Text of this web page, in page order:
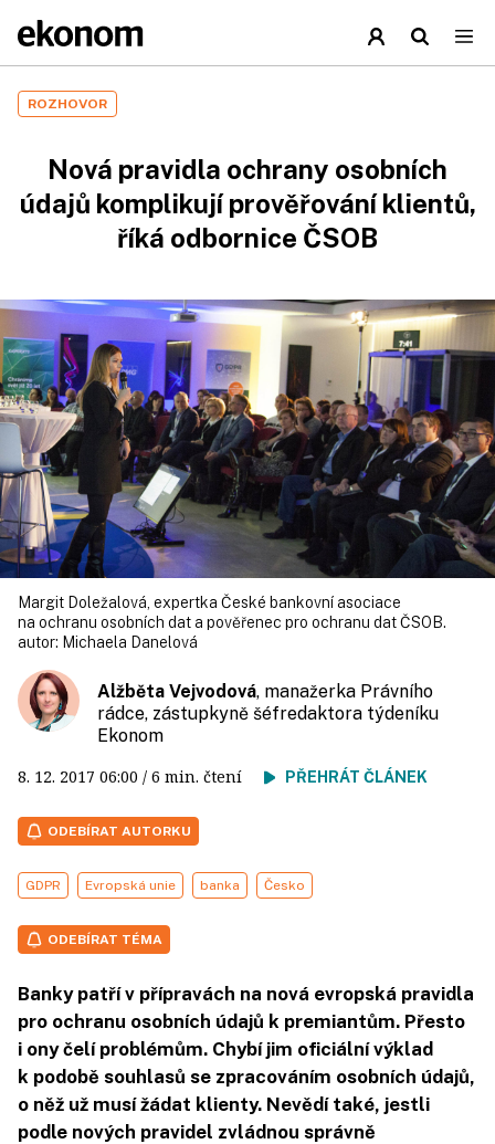
ROZHOVOR
Nová pravidla ochrany osobních
údajů komplikují prověřování klientů,
říká odbornice ČSOB
Margit Doležalová, expertka České bankovní asociace
na ochranu osobních dat a pověřenec pro ochranu dat ČSOB.
autor: Michaela Danelová
Alžběta Vejvodová, manažerka Právního
rádce, zástupkyně šéfredaktora týdeníku
Ekonom
8. 12. 2017 06:00 / 6 min. čtení PŘEHRÁT ČLÁNEK
ODEBÍRAT AUTORKU
GDPR Evropská unie banka Česko
ODEBÍRAT TÉMA
Banky patří v přípravách na nová evropská pravidla
pro ochranu osobních údajů k premiantům. Přesto
i ony čelí problémům. Chybí jim oficiální výklad
k podobě souhlasů se zpracováním osobních údajů,
o něž už musí žádat klienty. Nevědí také, jestli
podle nových pravidel zvládnou správně